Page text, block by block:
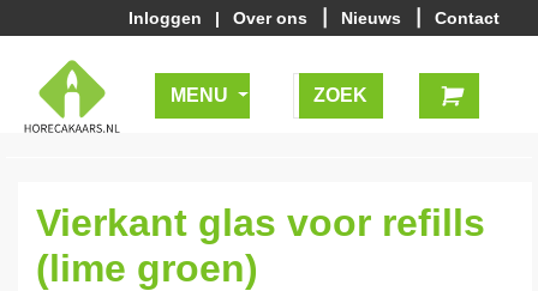
Inloggen | Over ons Nieuws Contact
MENU
Vierkant glas voor refills
(lime groen)